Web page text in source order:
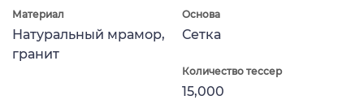
Материал
Натуральный мрамор,
гранит
Основа
Сетка
Количество тессер
15,000